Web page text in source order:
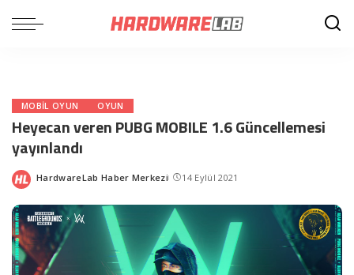
MOBIL OYUN OYUN
Heyecan veren PUBG MOBILE 1.6 Güncellemesi
yayınlandı
Posted
HardwareLab Haber Merkezi 14 Eylül 2021